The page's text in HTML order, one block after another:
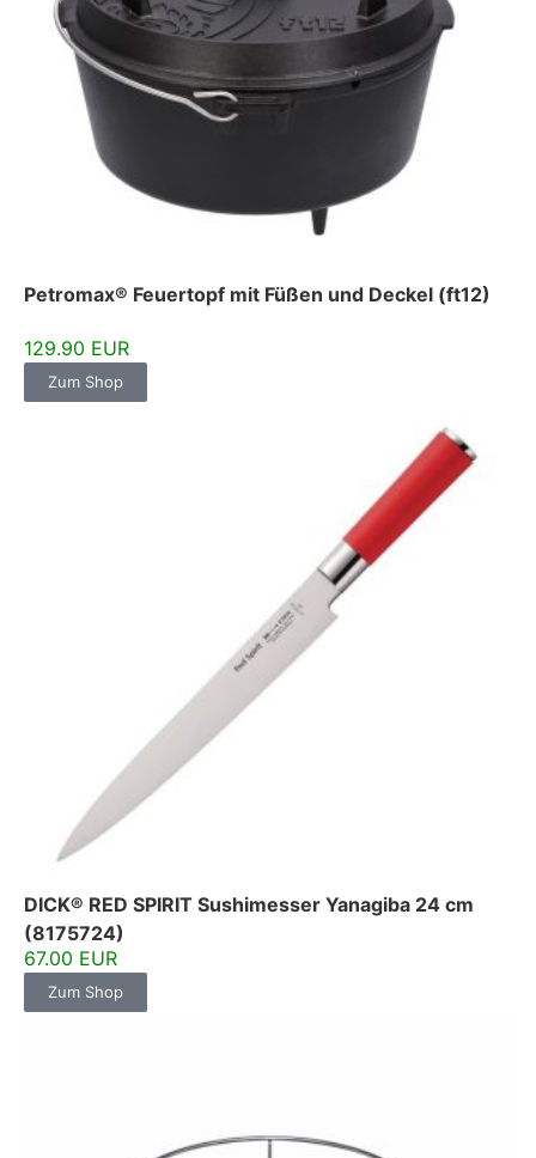
Petromax® Feuertopf mit Füßen und Deckel (ft12)
129.90 EUR
Zum Shop
DICK® RED SPIRIT Sushimesser Yanagiba 24 cm
(8175724)
67.00 EUR
Zum Shop